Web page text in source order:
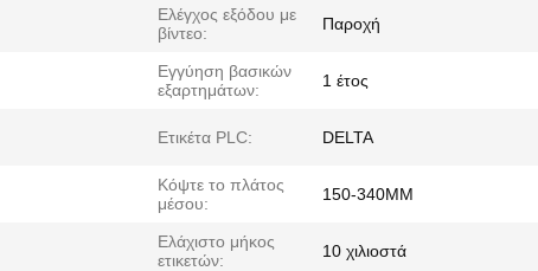
Ελέγχος εξόδου με
βίντεο:
Παροχή
Εγγύηση βασικών
εξαρτημάτων:
1 έτος
Ετικέτα PLC: DELTA
Κόψτε το πλάτος
μέσου:
150-340MM
Ελάχιστο μήκος
ετικετών:
10 χιλιοστά